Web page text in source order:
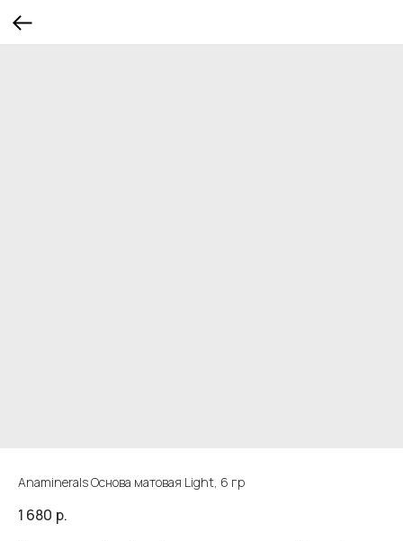
Anaminerals Основа матовая Light, 6 гр
1 680 р.